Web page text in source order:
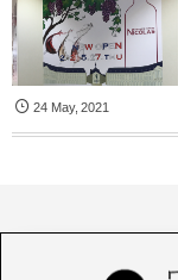
24 May,2021